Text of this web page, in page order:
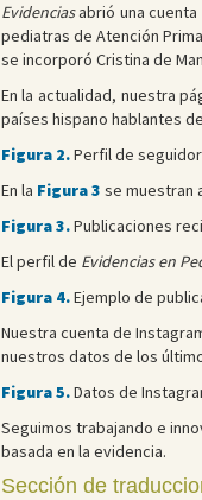
Evidenciasabrió una cuenta
pediatras de Atención
se incorporó Cristina de
En la actualidad, nuestra
países hispano hablantes
Figura 2.Perfil de
En la Figura 3 se muestran
Figura 3.Publicaciones
El perfil de Evidencias en
Figura 4.Ejemplo de
Nuestra cuenta de
nuestros datos de los
Figura 5.Datos de
Seguimos trabajando e
basada en la evidencia.
Sección de